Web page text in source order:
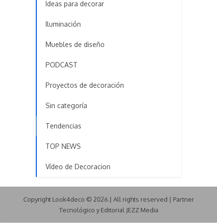
Ideas para decorar
Iluminación
Muebles de diseño
PODCAST
Proyectos de decoración
Sin categoría
Tendencias
TOP NEWS
Vídeo de Decoracion
Copyright Look4deco © 2026.| All rights reserved | Partner
Tecnológico y Editorial JEZZ Media